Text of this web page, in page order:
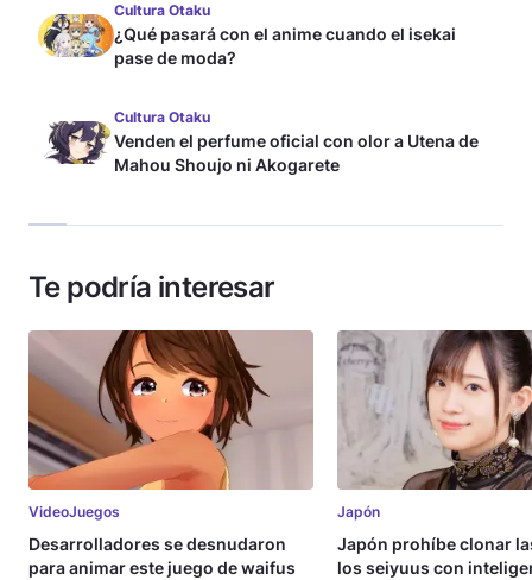
Cultura Otaku
¿Qué pasará con el anime cuando el isekai
pase de moda?
Cultura Otaku
Venden el perfume oficial con olor a Utena de
Mahou Shoujo ni Akogarete
Te podría interesar
VideoJuegos
Desarrolladores se desnudaron
para animar este juego de waifus
Japón
Japón prohíbe clonar
los seiyuus con